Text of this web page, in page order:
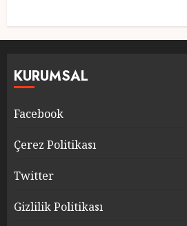
KURUMSAL
Facebook
Çerez Politikası
Twitter
Gizlilik Politikası